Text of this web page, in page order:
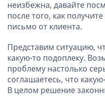
неизбежна, давайте
после того, как
письмо от клиента.
Представим ситуацию,
какую-то подоплеку.
проблему настолько
соглашаетесь, что
В целом решение